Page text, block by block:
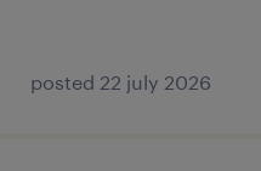
posted 22 july 2026